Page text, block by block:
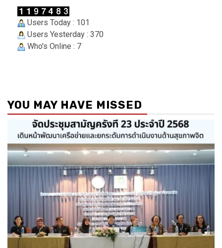
Users Today : 101
Users Yesterday : 370
Who's Online : 7
YOU MAY HAVE MISSED